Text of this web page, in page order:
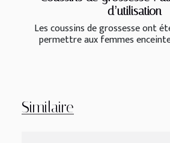
d’utilisation
Les coussins de grossesse ont
permettre aux femmes
Similaire